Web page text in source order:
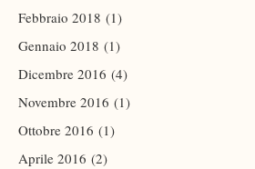
Febbraio 2018 (1)
Gennaio 2018 (1)
Dicembre 2016 (4)
Novembre 2016 (1)
Ottobre 2016 (1)
Aprile 2016 (2)